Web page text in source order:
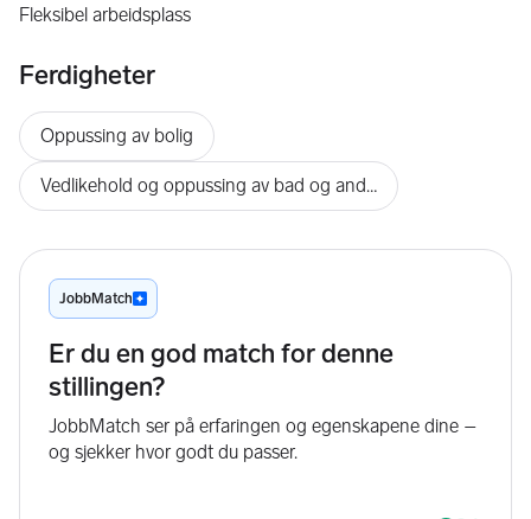
Fleksibel arbeidsplass
Ferdigheter
Oppussing av bolig
Vedlikehold og oppussing av bad og andre våtrom